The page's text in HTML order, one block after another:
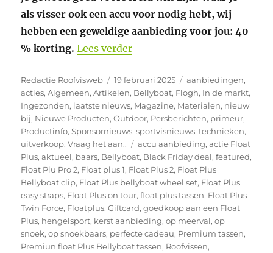
als visser ook een accu voor nodig hebt, wij
hebben een geweldige aanbieding voor jou: 40
% korting. Lees verder“Deze aanbieding mag je
Auteur
Redactie Roofvisweb
Geplaatst
op
19 februari 2025 Categorieën
aanbiedingen,
acties,Algemeen,Artikelen, Bellyboat, Flogh, In de markt,
Ingezonden, laatste nieuws, Magazine, Materialen, nieuw
bij, Nieuwe Producten,Outdoor, Persberichten, primeur,
Productinfo,Sponsornieuws,sportvisnieuws,technieken,
uitverkoop,Vraag het aan.. Tags
accu aanbieding,actie Float
Plus,aktueel, baars, Bellyboat, Black Friday deal,featured,
Float Plu Pro 2, Float plus 1, Float Plus 2, Float Plus
Bellyboat clip, Float Plus bellyboat wheel set, Float Plus
easy straps, Float Plus on tour,float plus tassen, Float Plus
Twin Force, Floatplus,Giftcard,goedkoop aan een Float
Plus, hengelsport, kerst aanbieding,op meerval,op
snoek,op snoekbaars, perfecte cadeau, Premium tassen,
Premiun float Plus Bellyboat tassen, Roofvissen,